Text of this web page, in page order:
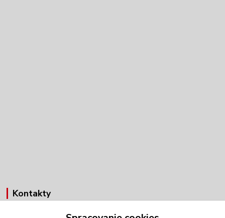
Kontakty